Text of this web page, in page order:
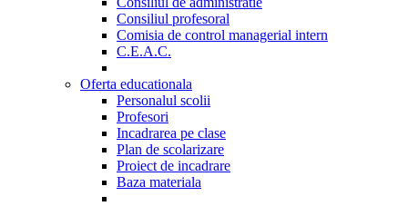
Consiliul profesoral
Comisia de control managerial intern
C.E.A.C.
Oferta educationala
Personalul scolii
Profesori
Incadrarea pe clase
Plan de scolarizare
Proiect de incadrare
Baza materiala